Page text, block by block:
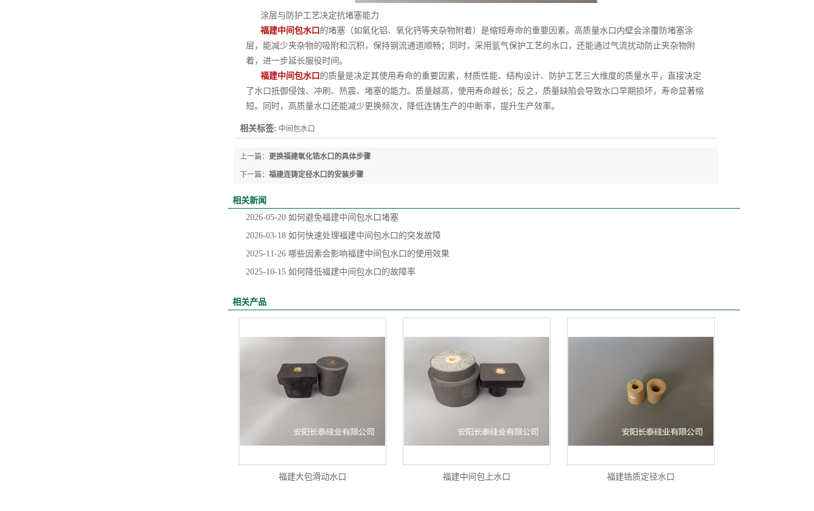
涂层与防护工艺决定抗堵塞能力
福建中间包水口 的堵塞（如氧化铝、氧化钙等夹杂物附着）是缩短寿命的重要因素。高质量水口内壁会涂覆防堵塞涂
层，能减少夹杂物的吸附和沉积，保持钢流通道顺畅；同时，采用氩气保护工艺的水口，还能通过气流扰动防止夹杂物附
着，进一步延长服役时间。
福建中间包水口 的质量是决定其使用寿命的重要因素，材质性能、结构设计、防护工艺三大维度的质量水平，直接决定
了水口抵御侵蚀、冲刷、热震、堵塞的能力。质量越高，使用寿命越长；反之，质量缺陷会导致水口早期损坏，寿命显著缩
短。同时，高质量水口还能减少更换频次，降低连铸生产的中断率，提升生产效率。
相关标签: 中间包水口
上一篇： 更换福建氧化锆水口的具体步骤
下一篇： 福建连铸定径水口的安装步骤
相关新闻
2026-05-20 如何避免福建中间包水口堵塞
2026-03-18 如何快速处理福建中间包水口的突发故障
2025-11-26 哪些因素会影响福建中间包水口的使用效果
2025-10-15 如何降低福建中间包水口的故障率
相关产品
福建大包滑动水口 福建中间包上水口 福建锆质定径水口